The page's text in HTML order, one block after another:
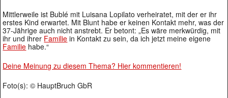
Mittlerweile ist Bublé mit Luisana Lopilato verheiratet, mit der er ihr
erstes Kind erwartet. Mit Blunt habe er keinen Kontakt mehr, was der
37-Jährige auch nicht anstrebt. Er betont: „Es wäre merkwürdig, mit
ihr und ihrer Familie in Kontakt zu sein, da ich jetzt meine eigene
Familie habe.“
Deine Meinung zu diesem Thema? Hier kommentieren!
Foto(s): © HauptBruch GbR